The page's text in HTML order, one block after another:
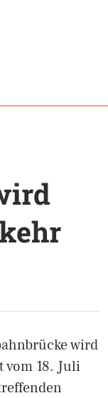
wird
vom 18. Juli